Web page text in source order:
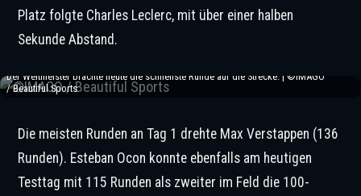
Platz folgte Charles Leclerc, mit über einer halben
Sekunde Abstand.
Der Weltmeister brachte heute die schnellste Runde auf die Strecke. | ©IMAGO
/ Beautiful Sports
Die meisten Runden an Tag 1 drehte Max Verstappen (136
Runden). Esteban Ocon konnte ebenfalls am heutigen
Testtag mit 115 Runden als zweiter im Feld die 100-